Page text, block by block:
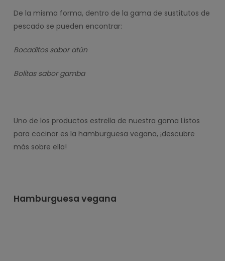
De la misma forma, dentro de la gama de sustitutos de
pescado se pueden encontrar:
Bocaditos sabor atún
Bolitas sabor gamba
Uno de los productos estrella de nuestra gama Listos
para cocinar es la hamburguesa vegana, ¡descubre
más sobre ella!
Hamburguesa vegana